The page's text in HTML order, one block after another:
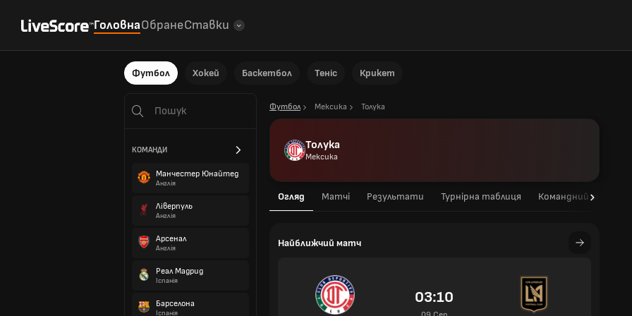
ГоловнаОбранеСтавки
Футбол Хокей Баскетбол Теніс Крикет
КОМАНДИ
Манчестер Юнайтед
Англія
Ліверпуль
Англія
Арсенал
Англія
Реал Мадрид
Іспанія
Барселона
Іспанія
Футбол Мексика Толука
Толука
Мексика
Огляд Матчі Результати Турнірна таблиця Командний склад
Найближчий матч
03:10